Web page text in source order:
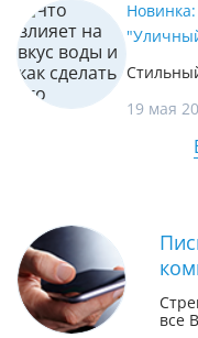
19 мая
все